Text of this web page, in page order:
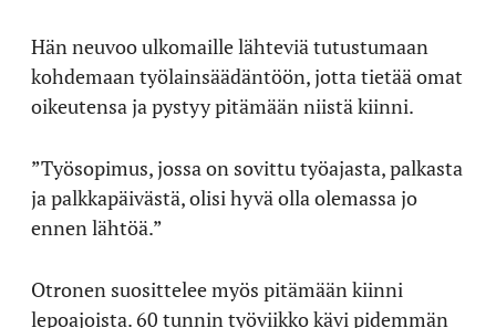
Hän neuvoo ulkomaille lähteviä tutustumaan
kohdemaan työlainsäädäntöön, jotta tietää omat
oikeutensa ja pystyy pitämään niistä kiinni.
”Työsopimus, jossa on sovittu työajasta, palkasta
ja palkkapäivästä, olisi hyvä olla olemassa jo
ennen lähtöä.”
Otronen suosittelee myös pitämään kiinni
lepoajoista. 60 tunnin työviikko kävi pidemmän